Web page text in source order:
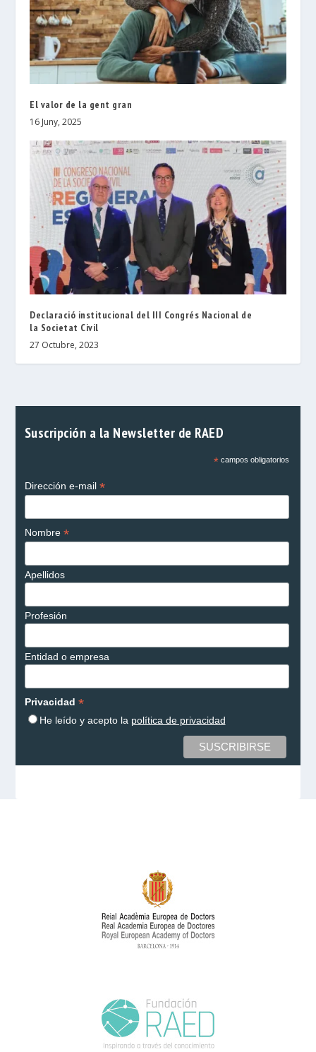
El valor de la gent gran
16 Juny, 2025
Declaració institucional del III Congrés Nacional de
la Societat Civil
27 Octubre, 2023
Suscripción a la Newsletter de RAED
*campos obligatorios
Dirección e-mail *
Nombre *
Apellidos
Profesión
Entidad o empresa
Privacidad *
He leído y acepto la política de privacidad